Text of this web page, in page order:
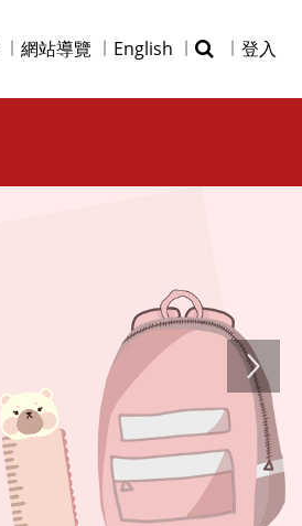
網站導覽 English 登入
Next